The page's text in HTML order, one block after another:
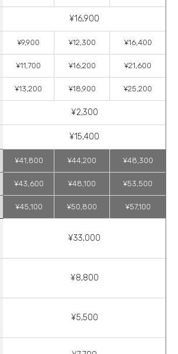
¥16,900
¥9,900 ¥12,300 ¥16,400
¥11,700 ¥16,200 ¥21,600
¥13,200 ¥18,900 ¥25,200
¥2,300
¥15,400
¥41,800 ¥44,200 ¥48,300
¥43,600 ¥48,100 ¥53,500
¥45,100 ¥50,800 ¥57,100
¥33,000
¥8,800
¥5,500